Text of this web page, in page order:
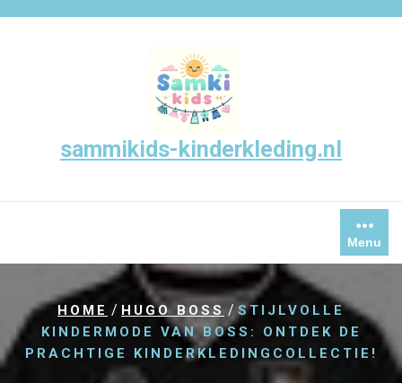
sammikids-kinderkleding.nl
Menu
HOME / HUGO BOSS / STIJLVOLLE
KINDERMODE VAN BOSS: ONTDEK DE
PRACHTIGE KINDERKLEDINGCOLLECTIE!